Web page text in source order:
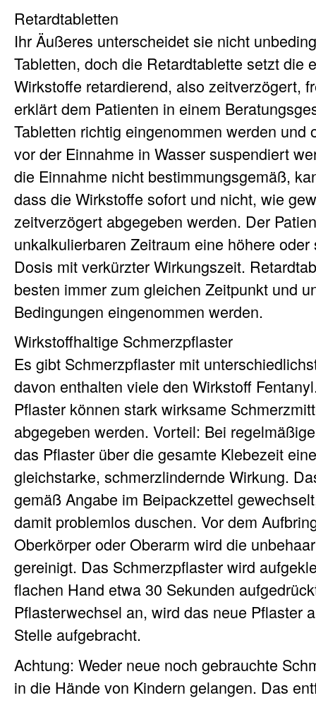
Retardtabletten
Ihr Äußeres unterscheidet sie nicht
Tabletten, doch die Retardtablette setzt die
Wirkstoffe retardierend, also zeitverzögert,
erklärt dem Patienten in einem
Tabletten richtig eingenommen werden und
vor der Einnahme in Wasser suspendiert
die Einnahme nicht bestimmungsgemäß,
dass die Wirkstoffe sofort und nicht, wie
zeitverzögert abgegeben werden. Der
unkalkulierbaren Zeitraum eine höhere
Dosis mit verkürzter Wirkungszeit.
besten immer zum gleichen Zeitpunkt und
Bedingungen eingenommen werden.
Wirkstoffhaltige Schmerzpflaster
Es gibt Schmerzpflaster mit
davon enthalten viele den Wirkstoff
Pflaster können stark wirksame
abgegeben werden. Vorteil: Bei
das Pflaster über die gesamte Klebezeit
gleichstarke, schmerzlindernde Wirkung.
gemäß Angabe im Beipackzettel
damit problemlos duschen. Vor dem
Oberkörper oder Oberarm wird die
gereinigt. Das Schmerzpflaster wird
flachen Hand etwa 30 Sekunden
Pflasterwechsel an, wird das neue Pflaster
Stelle aufgebracht.
Achtung: Weder neue noch gebrauchte
in die Hände von Kindern gelangen. Das